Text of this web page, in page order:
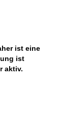
ist eine
ist
aktiv.